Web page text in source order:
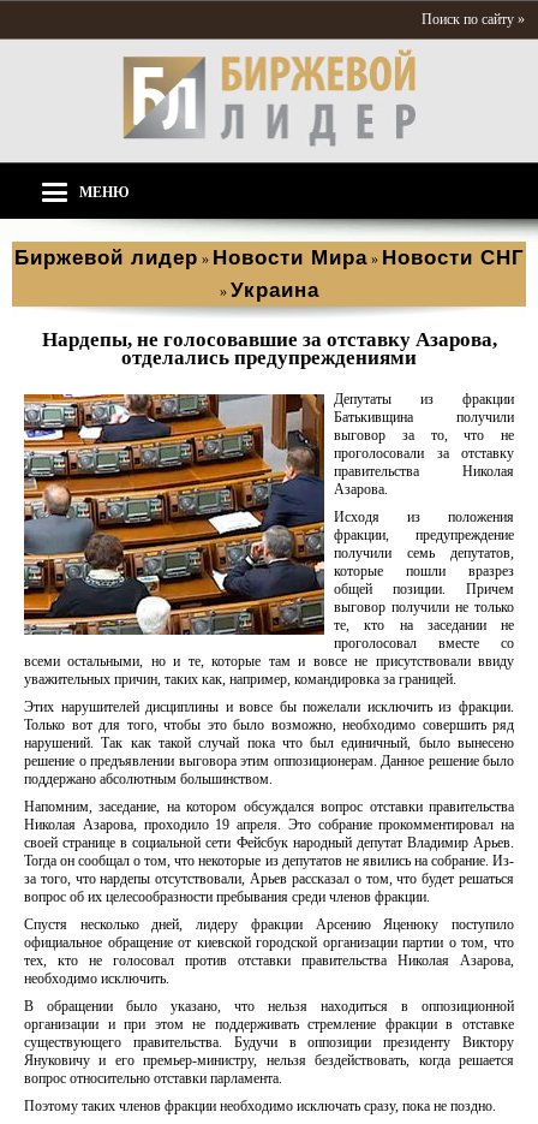
Поиск по сайту »
МЕНЮ
Биржевой лидер » Новости Мира » Новости СНГ
» Украина
Нардепы, не голосовавшие за отставку Азарова,
отделались предупреждениями
Депутаты из фракции
Батькивщина получили
выговор за то, что не
проголосовали за отставку
правительства Николая
Азарова.
Исходя из положения
фракции, предупреждение
получили семь депутатов,
которые пошли вразрез
общей позиции. Причем
выговор получили не только
те, кто на заседании не
проголосовал вместе со
всеми остальными, но и те, которые там и вовсе не присутствовали ввиду
уважительных причин, таких как, например, командировка за границей.
Этих нарушителей дисциплины и вовсе бы пожелали исключить из фракции.
Только вот для того, чтобы это было возможно, необходимо совершить ряд
нарушений. Так как такой случай пока что был единичный, было вынесено
решение о предъявлении выговора этим оппозиционерам. Данное решение было
поддержано абсолютным большинством.
Напомним, заседание, на котором обсуждался вопрос отставки правительства
Николая Азарова, проходило 19 апреля. Это собрание прокомментировал на
своей странице в социальной сети Фейсбук народный депутат Владимир Арьев.
Тогда он сообщал о том, что некоторые из депутатов не явились на собрание. Из-
за того, что нардепы отсутствовали, Арьев рассказал о том, что будет решаться
вопрос об их целесообразности пребывания среди членов фракции.
Спустя несколько дней, лидеру фракции Арсению Яценюку поступило
официальное обращение от киевской городской организации партии о том, что
тех, кто не голосовал против отставки правительства Николая Азарова,
необходимо исключить.
В обращении было указано, что нельзя находиться в оппозиционной
организации и при этом не поддерживать стремление фракции в отставке
существующего правительства. Будучи в оппозиции президенту Виктору
Януковичу и его премьер-министру, нельзя бездействовать, когда решается
вопрос относительно отставки парламента.
Поэтому таких членов фракции необходимо исключать сразу, пока не поздно.